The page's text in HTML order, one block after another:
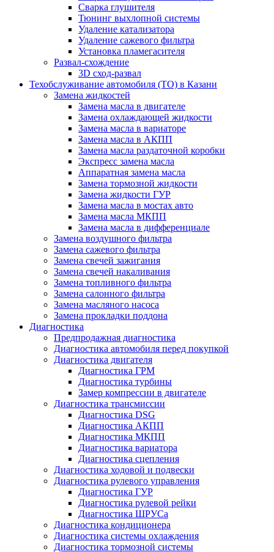
Сварка глушителя
Тюнинг выхлопной системы
Удаление катализатора
Удаление сажевого фильтра
Установка пламегасителя
Развал-схождение
3D сход-развал
Техобслуживание автомобиля (ТО) в Казани
Замена жидкостей
Замена масла в двигателе
Замена охлаждающей жидкости
Замена масла в вариаторе
Замена масла в АКПП
Замена масла раздаточной коробки
Экспресс замена масла
Аппаратная замена масла
Замена тормозной жидкости
Замена жидкости ГУР
Замена масла в мостах авто
Замена масла МКПП
Замена масла в дифференциале
Замена воздушного фильтра
Замена сажевого фильтра
Замена свечей зажигания
Замена свечей накаливания
Замена топливного фильтра
Замена салонного фильтра
Замена масляного насоса
Замена прокладки поддона
Диагностика
Предпродажная диагностика
Диагностика автомобиля перед покупкой
Диагностика двигателя
Диагностика ГРМ
Диагностика турбины
Замер компрессии в двигателе
Диагностика трансмиссии
Диагностика DSG
Диагностика АКПП
Диагностика МКПП
Диагностика вариатора
Диагностика сцепления
Диагностика ходовой и подвески
Диагностика рулевого управления
Диагностика ГУР
Диагностика рулевой рейки
Диагностика ШРУСа
Диагностика кондиционера
Диагностика системы охлаждения
Диагностика тормозной системы